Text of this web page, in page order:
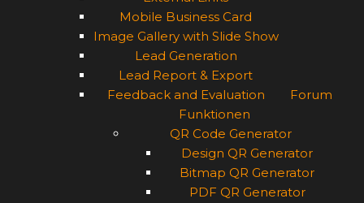
Mobile Business Card
Image Gallery with Slide Show
Lead Generation
Lead Report & Export
Feedback and Evaluation
Forum
Funktionen
QR Code Generator
Design QR Generator
Bitmap QR Generator
PDF QR Generator